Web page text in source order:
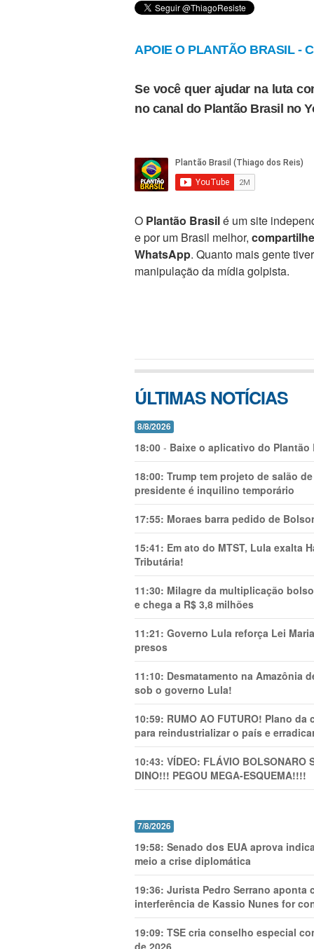
APOIE O PLANTÃO BRASIL -
Se você quer ajudar na luta
no canal do Plantão Brasil no
O Plantão Brasilé um site
e por um Brasil melhor,
WhatsApp. Quanto mais gente
manipulação da mídia golpista.
ÚLTIMAS NOTÍCIAS
8/8/2026
18:00 - Baixe o aplicativo do Plantão
18:00: Trump tem projeto de salão
presidente é inquilino temporário
17:55: Moraes barra pedido de
15:41: Em ato do MTST, Lula exalta
Tributária!
11:30: Milagre da multiplicação
e chega a R$ 3,8 milhões
11:21: Governo Lula reforça Lei
presos
11:10: Desmatamento na Amazônia
sob o governo Lula!
10:59: RUMO AO FUTURO! Plano
para reindustrializar o país e
10:43: VÍDEO: FLÁVIO BOLSONARO
DINO!!! PEGOU MEGA-ESQUEMA!!!!
7/8/2026
19:58: Senado dos EUA aprova
meio a crise diplomática
19:36: Jurista Pedro Serrano aponta
interferência de Kassio Nunes for
19:09: TSE cria conselho especial
de 2026